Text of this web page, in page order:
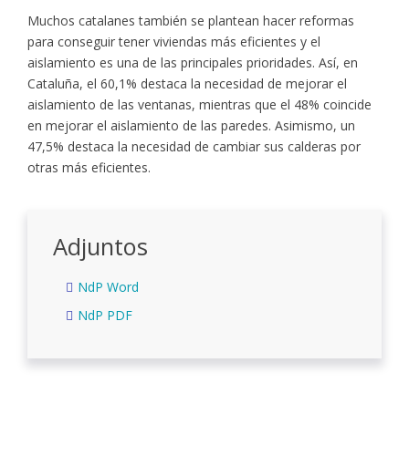
Muchos catalanes también se plantean hacer reformas
para conseguir tener viviendas más eficientes y el
aislamiento es una de las principales prioridades. Así, en
Cataluña, el 60,1% destaca la necesidad de mejorar el
aislamiento de las ventanas, mientras que el 48% coincide
en mejorar el aislamiento de las paredes. Asimismo, un
47,5% destaca la necesidad de cambiar sus calderas por
otras más eficientes.
Adjuntos
NdP Word
NdP PDF